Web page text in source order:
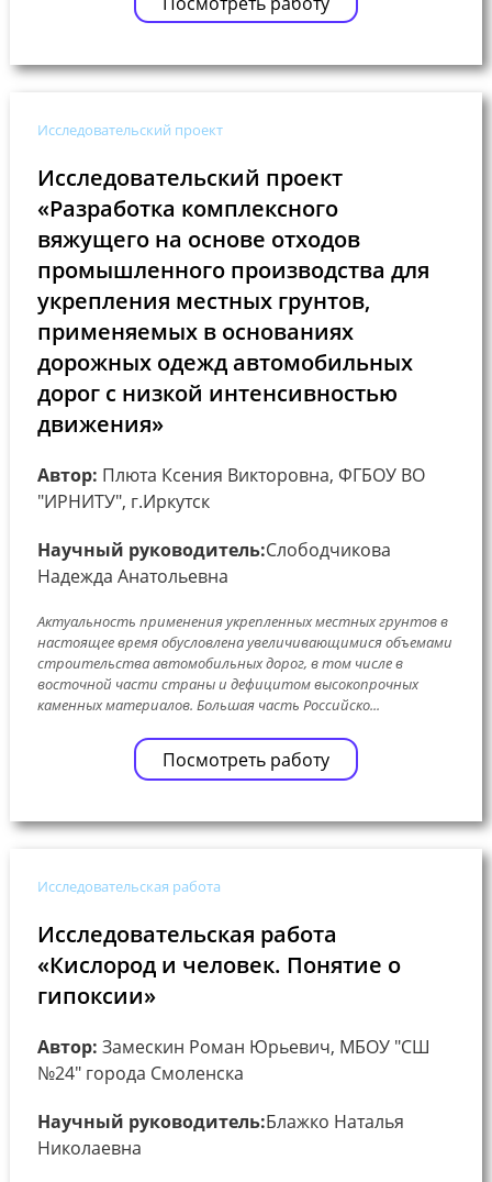
Исследовательский проект
Исследовательский проект
«Разработка комплексного
вяжущего на основе отходов
промышленного производства для
укрепления местных грунтов,
применяемых в основаниях
дорожных одежд автомобильных
дорог с низкой интенсивностью
движения»
Автор: Плюта Ксения Викторовна, ФГБОУ ВО
"ИРНИТУ", г.Иркутск
Научный руководитель:Слободчикова
Надежда Анатольевна
Актуальность применения укрепленных местных грунтов в
настоящее время обусловлена увеличивающимися объемами
строительства автомобильных дорог, в том числе в
восточной части страны и дефицитом высокопрочных
каменных материалов. Большая часть Российско...
Посмотреть работу
Исследовательская работа
Исследовательская работа
«Кислород и человек. Понятие о
гипоксии»
Автор: Замескин Роман Юрьевич, МБОУ "СШ
№24" города Смоленска
Научный руководитель:Блажко Наталья
Николаевна